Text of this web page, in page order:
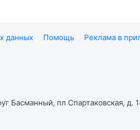
данных Помощь Реклама в
Басманный, пл Спартаковская, д.